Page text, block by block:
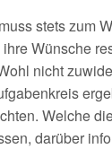
stets zum
Wünsche
nicht
Welche
darüber